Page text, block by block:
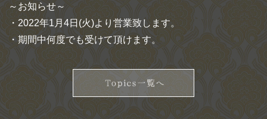
～お知らせ～
・2022年1月4日(火)より営業致します。
・期間中何度でも受けて頂けます。